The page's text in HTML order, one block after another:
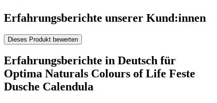
Erfahrungsberichte unserer Kund:innen
Dieses Produkt bewerten
Erfahrungsberichte in Deutsch für
Optima Naturals Colours of Life Feste
Dusche Calendula